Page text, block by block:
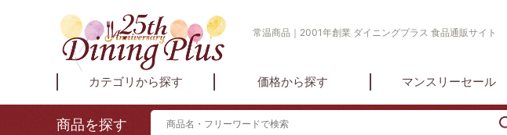
常温商品｜2001年創業 ダイニングプラス 食品通販サイト
カテゴリから探す 価格から探す マンスリーセール
商品を探す